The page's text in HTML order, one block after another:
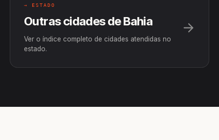
→ ESTADO
Outras cidades de Bahia
Ver o índice completo de cidades atendidas no
estado.